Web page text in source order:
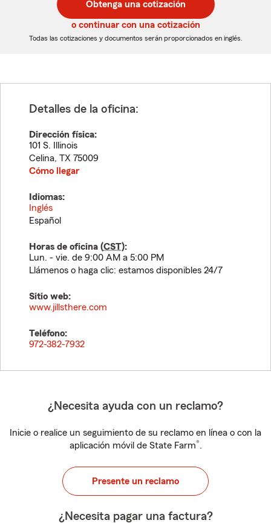
de
5
dígitos
de
5
dígitos
Obtenga una cotización
o continuar con una cotización
Todas las cotizaciones y documentos serán proporcionados en inglés.
Detalles de la oficina:
Dirección física:
101 S. Illinois
Celina, TX 75009
Cómo llegar
Idiomas:
Inglés
Español
Horas de oficina (CST):
Lun. - vie. de 9:00 AM a 5:00 PM
Llámenos o haga clic: estamos disponibles 24/7
Sitio web:
www.jillsthere.com
Teléfono:
972-382-7932
¿Necesita ayuda con un reclamo?
Inicie o realice un seguimiento de su reclamo en línea o con la
aplicación móvil de State Farm®.
Presente un reclamo
¿Necesita pagar una factura?